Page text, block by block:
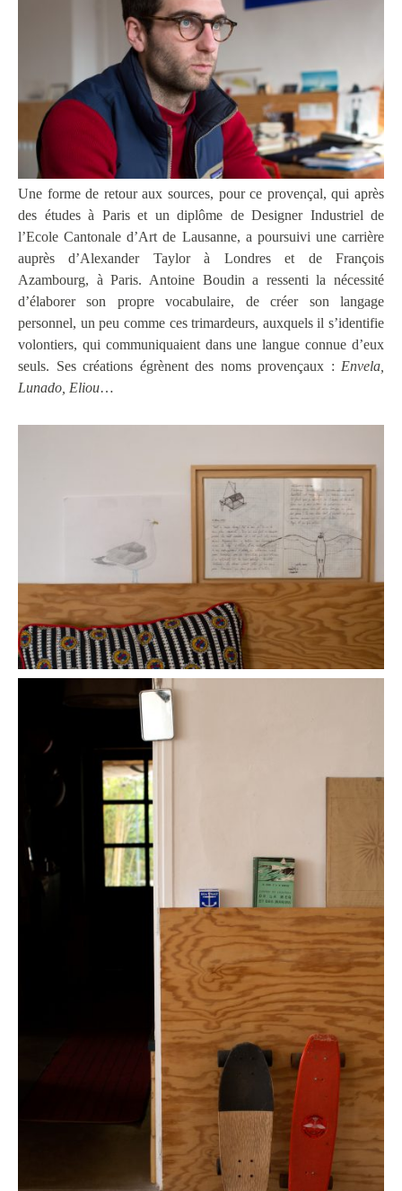
Une forme de retour aux sources, pour ce provençal, qui après
des études à Paris et un diplôme de Designer Industriel de
l’Ecole Cantonale d’Art de Lausanne, a poursuivi une carrière
auprès d’Alexander Taylor à Londres et de François
Azambourg, à Paris. Antoine Boudin a ressenti la nécessité
d’élaborer son propre vocabulaire, de créer son langage
personnel, un peu comme ces trimardeurs, auxquels il s’identifie
volontiers, qui communiquaient dans une langue connue d’eux
seuls. Ses créations égrènent des noms provençaux : Envela,
Lunado, Eliou…